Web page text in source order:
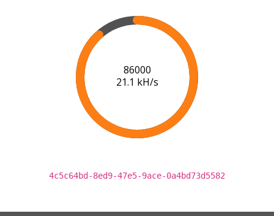
88000
20.5 kH/s
4c5c64bd-8ed9-47e5-9ace-0a4bd73d5582